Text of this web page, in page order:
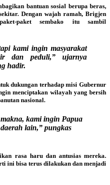
bantuan sosial berupa beras,
Dengan wajah ramah, Brigjen
paket sembako itu sambil
kami ingin masyarakat
dan peduli,” ujarnya
hadir.
dukungan terhadap misi Gubernur
menciptakan wilayah yang bersih
nasional.
kami ingin Papua
lain,” pungkas
rasa haru dan antusias mereka.
ini bisa terus dilakukan dan menjadi